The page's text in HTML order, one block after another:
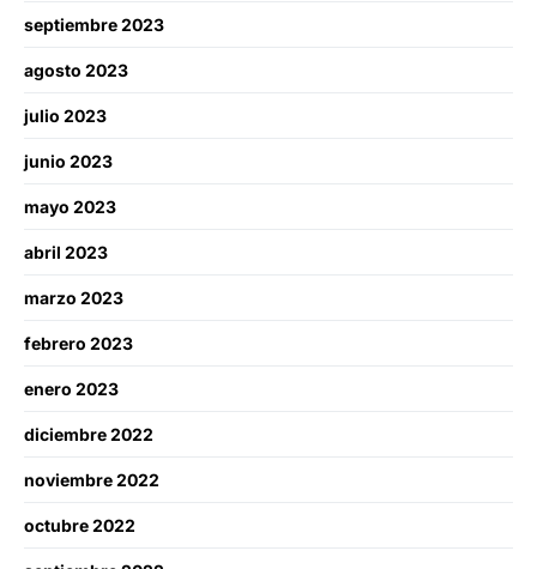
septiembre 2023
agosto 2023
julio 2023
junio 2023
mayo 2023
abril 2023
marzo 2023
febrero 2023
enero 2023
diciembre 2022
noviembre 2022
octubre 2022